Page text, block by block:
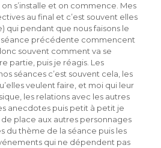
s’installe et on commence. Mes
au final et c’est souvent elles
qui pendant que nous faisons le
séance précédente commencent
souvent comment va se
partie, puis je réagis. Les
séances c’est souvent cela, les
veulent faire, et moi qui leur
les relations avec les autres
anecdotes puis petit à petit je
place aux autres personnages
du thème de la séance puis les
qui ne dépendent pas